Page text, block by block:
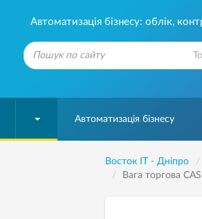
Автоматизація бізнесу: облік,
Автоматизація бізнесу
Восток IT - Дніпро
Вага торгова